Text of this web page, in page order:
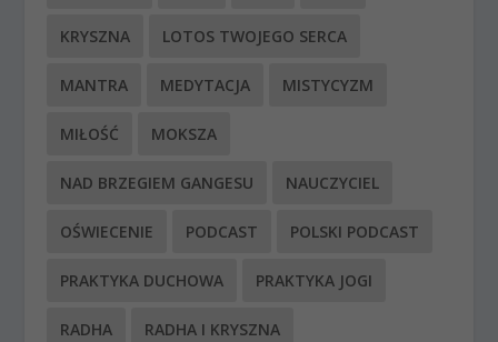
KRYSZNA LOTOS TWOJEGO SERCA
MANTRA MEDYTACJA MISTYCYZM
MIŁOŚĆ MOKSZA
NAD BRZEGIEM GANGESU NAUCZYCIEL
OŚWIECENIE PODCAST POLSKI PODCAST
PRAKTYKA DUCHOWA PRAKTYKA JOGI
RADHA RADHA I KRYSZNA